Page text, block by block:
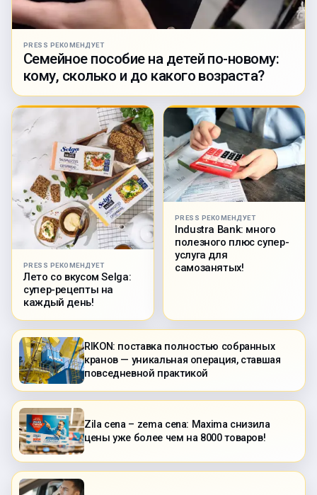
PRESS РЕКОМЕНДУЕТ
Семейное пособие на детей по-новому:
кому, сколько и до какого возраста?
PRESS РЕКОМЕНДУЕТ
Лето со вкусом Selga:
супер-рецепты на
каждый день!
PRESS РЕКОМЕНДУЕТ
Industra Bank: много
полезного плюс супер-
услуга для
самозанятых!
RIKON: поставка полностью собранных
кранов — уникальная операция, ставшая
повседневной практикой
Zila cena – zema cena: Maxima снизила
цены уже более чем на 8000 товаров!